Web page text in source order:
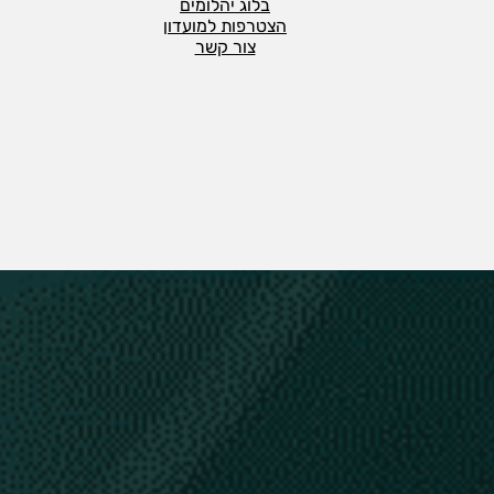
בלוג יהלומים
הצטרפות למועדון
צור קשר